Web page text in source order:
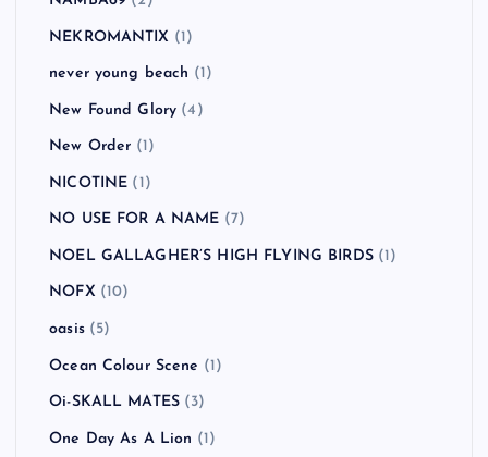
NEKROMANTIX (1)
never young beach (1)
New Found Glory (4)
New Order (1)
NICOTINE (1)
NO USE FOR A NAME (7)
NOEL GALLAGHER’S HIGH FLYING BIRDS(1)
NOFX (10)
oasis(5)
Ocean Colour Scene (1)
Oi-SKALL MATES (3)
One Day As A Lion (1)